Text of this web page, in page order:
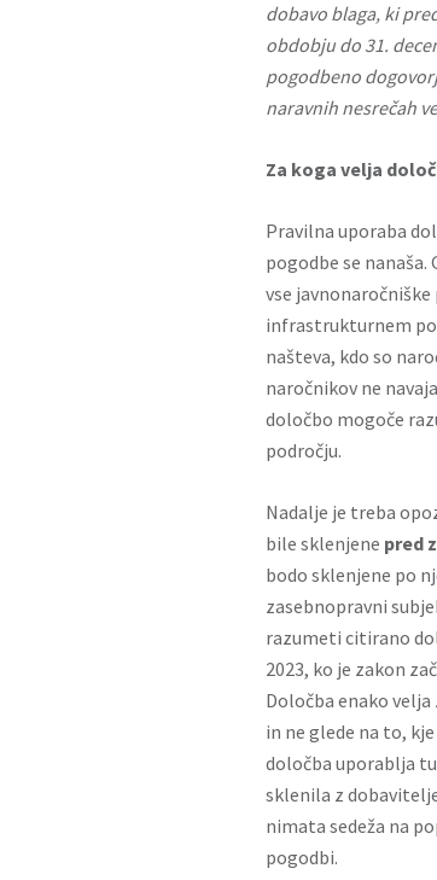
dobavo blaga, ki
obdobju do 31.
pogodbeno
naravnih nesrečah
Za koga velja
Pravilna uporaba
pogodbe se nanaša.
vse
infrastrukturnem
našteva, kdo so
naročnikov ne
določbo mogoče
področju.
Nadalje je treba
bile sklenjene pred
bodo sklenjene po
zasebnopravni
razumeti citirano
2023, ko je zakon
Določba enako
in ne glede na to,
določba uporablja
sklenila z
nimata sedeža na
pogodbi.